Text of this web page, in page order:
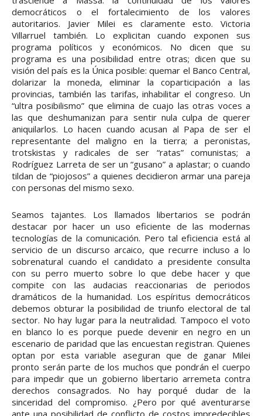
democráticos o el fortalecimiento de los valores
autoritarios. Javier Milei es claramente esto. Victoria
Villarruel también. Lo explicitan cuando exponen sus
programa políticos y económicos. No dicen que su
programa es una posibilidad entre otras; dicen que su
visión del país es la Única posible: quemar el Banco Central,
dolarizar la moneda, eliminar la coparticipación a las
provincias, también las tarifas, inhabilitar el congreso. Un
“ultra posibilismo” que elimina de cuajo las otras voces a
las que deshumanizan para sentir nula culpa de querer
aniquilarlos. Lo hacen cuando acusan al Papa de ser el
representante del maligno en la tierra; a peronistas,
trotskistas y radicales de ser “ratas” comunistas; a
Rodríguez Larreta de ser un “gusano” a aplastar; o cuando
tildan de “piojosos” a quienes decidieron armar una pareja
con personas del mismo sexo.
Seamos tajantes. Los llamados libertarios se podrán
destacar por hacer un uso eficiente de las modernas
tecnologías de la comunicación. Pero tal eficiencia está al
servicio de un discurso arcaico, que recurre incluso a lo
sobrenatural cuando el candidato a presidente consulta
con su perro muerto sobre lo que debe hacer y que
compite con las audacias reaccionarias de periodos
dramáticos de la humanidad. Los espíritus democráticos
debemos obturar la posibilidad de triunfo electoral de tal
sector. No hay lugar para la neutralidad. Tampoco el voto
en blanco lo es porque puede devenir en negro en un
escenario de paridad que las encuestan registran. Quienes
optan por esta variable aseguran que de ganar Milei
pronto serán parte de los muchos que pondrán el cuerpo
para impedir que un gobierno libertario arremeta contra
derechos consagrados. No hay porqué dudar de la
sinceridad del compromiso. ¿Pero por qué aventurarse